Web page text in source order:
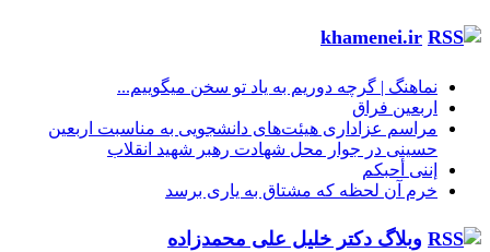
khamenei.ir
نماهنگ |‌ گرچه دوریم به یاد تو سخن میگوییم...
اربعین فراق
مراسم عزاداری هیئت‌های دانشجویی به مناسبت اربعین
حسینی در جوار محل شهادت رهبر شهید انقلاب
إننی أحبکم
خرم آن لحظه که مشتاق به یاری برسد
وبلاگ دکتر خلیل علی محمدزاده